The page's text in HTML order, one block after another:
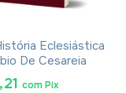
Eclesiástica
De Cesareia
com Pix